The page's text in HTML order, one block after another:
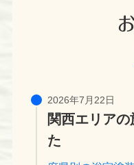
関西エリア
た